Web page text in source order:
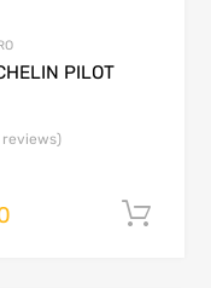
PILOT
reviews)